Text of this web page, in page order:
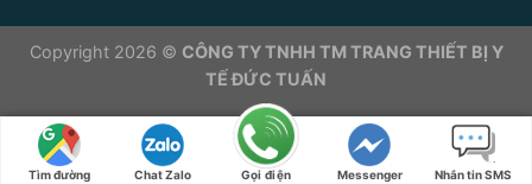
Copyright 2026 © CÔNG TY TNHH TM TRANG THIẾT BỊ Y
TẾ ĐỨC TUẤN
Tìm đường Chat Zalo Gọi điện Messenger Nhắn tin SMS